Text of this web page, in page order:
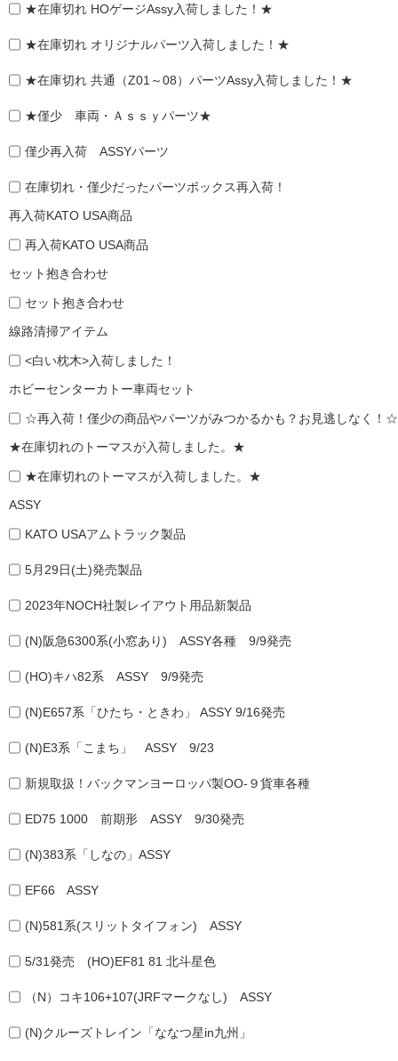
★在庫切れ HOゲージAssy入荷しました！★
★在庫切れ オリジナルパーツ入荷しました！★
★在庫切れ 共通（Z01～08）パーツAssy入荷しました！★
★僅少 車両・Ａｓｓｙパーツ★
僅少再入荷 ASSYパーツ
在庫切れ・僅少だったパーツボックス再入荷！
再入荷KATO USA商品
再入荷KATO USA商品
セット抱き合わせ
セット抱き合わせ
線路清掃アイテム
<白い枕木>入荷しました！
ホビーセンターカトー車両セット
☆再入荷！僅少の商品やパーツがみつかるかも？お見逃しなく！☆
★在庫切れのトーマスが入荷しました。★
★在庫切れのトーマスが入荷しました。★
ASSY
KATO USAアムトラック製品
5月29日(土)発売製品
2023年NOCH社製レイアウト用品新製品
(N)阪急6300系(小窓あり) ASSY各種 9/9発売
(HO)キハ82系 ASSY 9/9発売
(N)E657系「ひたち・ときわ」 ASSY 9/16発売
(N)E3系「こまち」 ASSY 9/23
新規取扱！バックマンヨーロッパ製OO-９貨車各種
ED75 1000 前期形 ASSY 9/30発売
(N)383系「しなの」ASSY
EF66 ASSY
(N)581系(スリットタイフォン) ASSY
5/31発売 (HO)EF81 81 北斗星色
（N）コキ106+107(JRFマークなし) ASSY
(N)クルーズトレイン「ななつ星in九州」